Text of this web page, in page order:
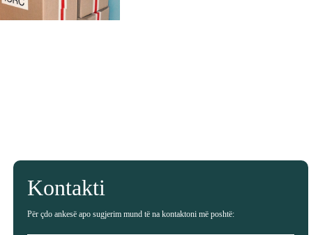
Kontakti
Për çdo ankesë apo sugjerim mund të na kontaktoni më poshtë: